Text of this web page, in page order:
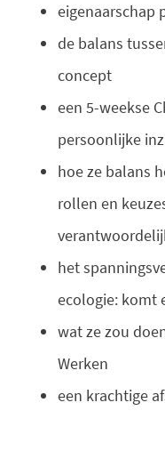
eigenaarschap
de balans
concept
een 5-weekse
persoonlijke
hoe ze balans
rollen en
het
ecologie: komt
wat ze zou
Werken
een krachtige